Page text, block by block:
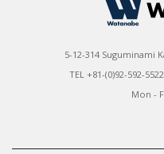
5-12-314 Suguminami
TEL +81-(0)92-592-
Mon -